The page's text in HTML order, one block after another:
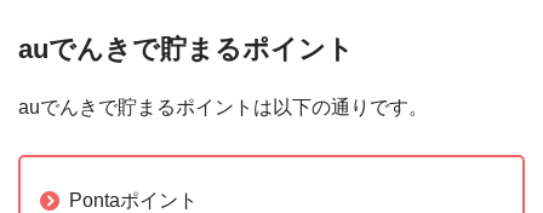
auでんきで貯まるポイント
auでんきで貯まるポイントは以下の通りです。
Pontaポイント